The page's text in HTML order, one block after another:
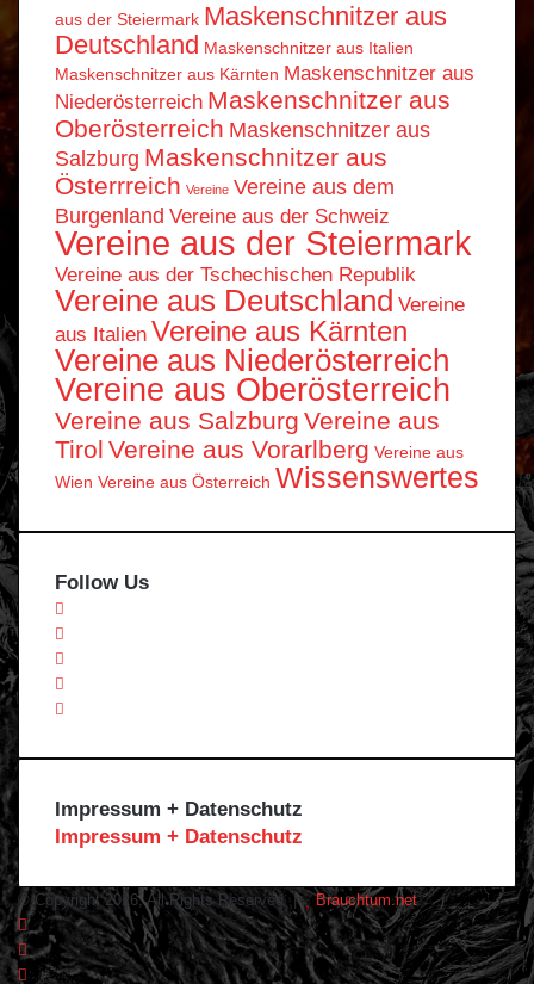
aus der Steiermark Maskenschnitzer aus
Deutschland Maskenschnitzer aus Italien
Maskenschnitzer aus Kärnten Maskenschnitzer aus
Niederösterreich Maskenschnitzer aus
Oberösterreich Maskenschnitzer aus
Salzburg Maskenschnitzer aus
Österrreich Vereine Vereine aus dem
Burgenland Vereine aus der Schweiz
Vereine aus der Steiermark
Vereine aus der Tschechischen Republik
Vereine aus Deutschland Vereine
aus Italien Vereine aus Kärnten
Vereine aus Niederösterreich
Vereine aus Oberösterreich
Vereine aus Salzburg Vereine aus
Tirol Vereine aus Vorarlberg Vereine aus
Wien Vereine aus Österreich Wissenswertes
Follow Us
Impressum + Datenschutz
Impressum + Datenschutz
© Copyright 2026, All Rights Reserved | Brauchtum.net
Facebook
X
Instagram